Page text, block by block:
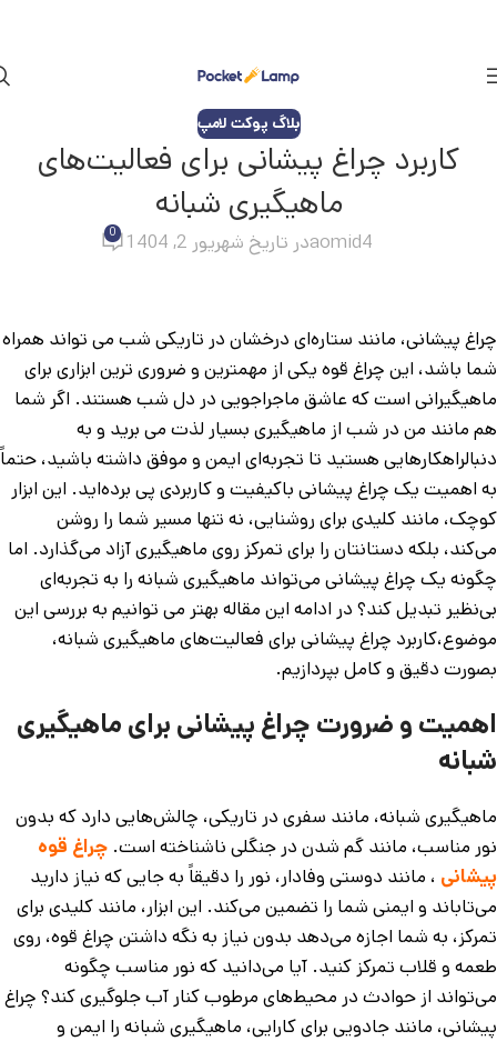
بلاگ پوکت لامپ
کاربرد چراغ پیشانی برای فعالیت‌های
ماهیگیری شبانه
aomid4در تاریخ شهریور 2, 1404 0
چراغ پیشانی، مانند ستاره‌ای درخشان در تاریکی شب می تواند همراه
شما باشد، این چراغ قوه یکی از مهمترین و ضروری ترین ابزاری برای
ماهیگیرانی است که عاشق ماجراجویی در دل شب هستند. اگر شما
هم مانند من در شب از ماهیگیری بسیار لذت می برید و به
دنبالراهکارهایی هستید تا تجربه‌ای ایمن و موفق داشته باشید، حتماً
به اهمیت یک چراغ پیشانی باکیفیت و کاربردی پی برده‌اید. این ابزار
کوچک، مانند کلیدی برای روشنایی، نه تنها مسیر شما را روشن
می‌کند، بلکه دستانتان را برای تمرکز روی ماهیگیری آزاد می‌گذارد. اما
چگونه یک چراغ پیشانی می‌تواند ماهیگیری شبانه را به تجربه‌ای
بی‌نظیر تبدیل کند؟ در ادامه این مقاله بهتر می توانیم به بررسی این
موضوع،کاربرد چراغ پیشانی برای فعالیت‌های ماهیگیری شبانه،
بصورت دقیق و کامل بپردازیم.
اهمیت و ضرورت چراغ پیشانی برای ماهیگیری
شبانه
ماهیگیری شبانه، مانند سفری در تاریکی، چالش‌هایی دارد که بدون
نور مناسب، مانند گم شدن در جنگلی ناشناخته است. چراغ قوه
پیشانی ، مانند دوستی وفادار، نور را دقیقاً به جایی که نیاز دارید
می‌تاباند و ایمنی شما را تضمین می‌کند. این ابزار، مانند کلیدی برای
تمرکز، به شما اجازه می‌دهد بدون نیاز به نگه داشتن چراغ قوه، روی
طعمه و قلاب تمرکز کنید. آیا می‌دانید که نور مناسب چگونه
می‌تواند از حوادث در محیط‌های مرطوب کنار آب جلوگیری کند؟ چراغ
پیشانی، مانند جادویی برای کارایی، ماهیگیری شبانه را ایمن و